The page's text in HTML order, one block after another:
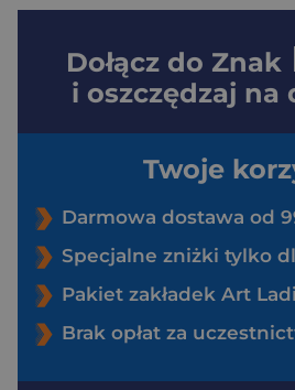
Dołącz do Znak
i oszczędzaj na
Twoje
Darmowa dostawa od
Specjalne zniżki tylko
Pakiet zakładek Art
Brak opłat za